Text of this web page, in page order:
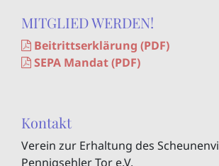
MITGLIED WERDEN!
Beitrittserklärung (PDF)
SEPA Mandat (PDF)
Kontakt
Verein zur Erhaltung des
Pennigsehler Tor e.V.